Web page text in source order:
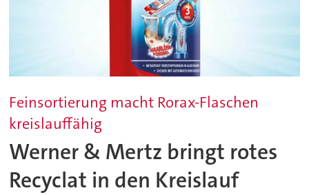
Feinsortierung macht Rorax-Flaschen
kreislauffähig
Werner & Mertz bringt rotes
Recyclat in den Kreislauf